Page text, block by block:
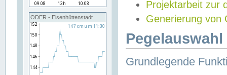
ODER - Eisenhüttenstadt
Projektarbeit zur
Generierung von
Grundlegende